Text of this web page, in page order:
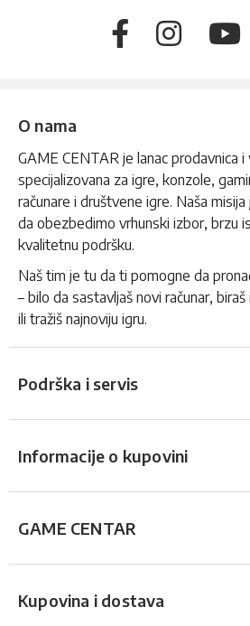
O nama
GAME CENTAR je lanac prodavnica
specijalizovana za igre, konzole,
računare i društvene igre. Naša
da obezbedimo vrhunski izbor, brzu
kvalitetnu podršku.
Naš tim je tu da ti pomogne da
– bilo da sastavljaš novi računar,
ili tražiš najnoviju igru.
Podrška i servis
Informacije o kupovini
GAME CENTAR
Kupovina i dostava